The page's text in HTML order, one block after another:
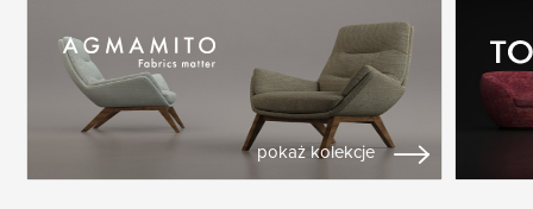
pokaż kolekcje